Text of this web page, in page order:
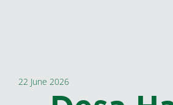
22 June 2026